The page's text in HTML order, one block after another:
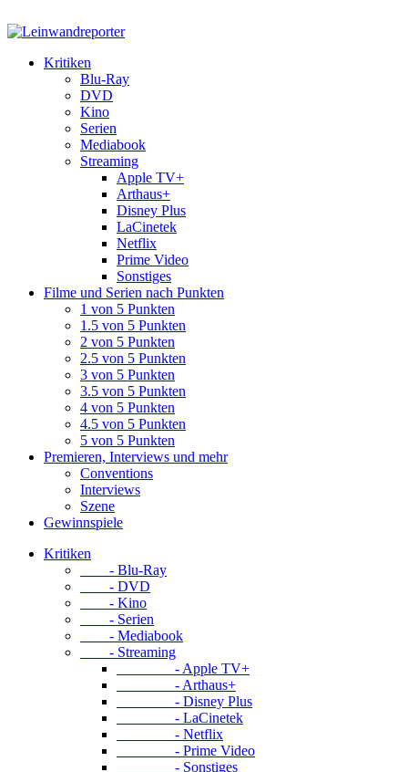
Kritiken
Blu-Ray
DVD
Kino
Serien
Mediabook
Streaming
Apple TV+
Arthaus+
Disney Plus
LaCinetek
Netflix
Prime Video
Sonstiges
Filme und Serien nach Punkten
1 von 5 Punkten
1.5 von 5 Punkten
2 von 5 Punkten
2.5 von 5 Punkten
3 von 5 Punkten
3.5 von 5 Punkten
4 von 5 Punkten
4.5 von 5 Punkten
5 von 5 Punkten
Premieren, Interviews und mehr
Conventions
Interviews
Szene
Gewinnspiele
Kritiken
- Blu-Ray
- DVD
- Kino
- Serien
- Mediabook
- Streaming
- Apple TV+
- Arthaus+
- Disney Plus
- LaCinetek
- Netflix
- Prime Video
- Sonstiges